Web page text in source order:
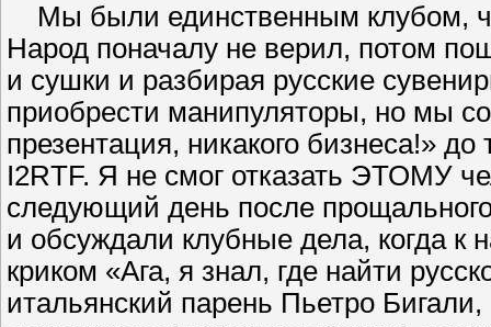
Мы были единственным клубом,
Народ поначалу не верил, потом
и сушки и разбирая русские
приобрести манипуляторы, но мы
презентация, никакого бизнеса!»
I2RTF. Я не смог отказать ЭТОМУ
следующий день после
и обсуждали клубные дела, когда к
криком «Ага, я знал, где найти
итальянский парень Пьетро